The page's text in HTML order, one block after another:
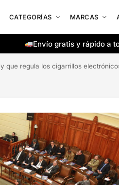
CATEGORÍAS MARCAS
Envío gratis y rápido a
que regula los cigarrillos